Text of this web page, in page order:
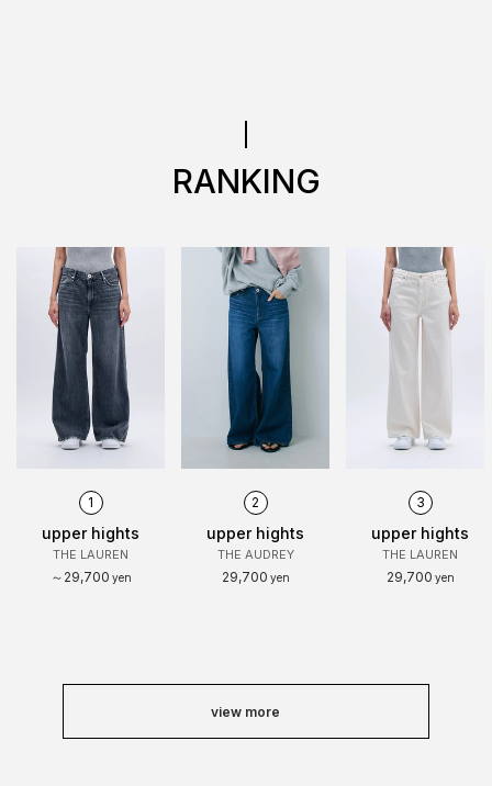
RANKING
1
upper hights
THE LAUREN
～29,700 yen
2
upper hights
THE AUDREY
29,700 yen
3
upper hights
THE LAUREN
29,700 yen
view more